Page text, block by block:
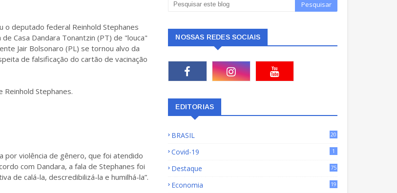
o deputado federal Reinhold Stephanes
Casa Dandara Tonantzin (PT) de "louca"
Jair Bolsonaro (PL) se tornou alvo da
de falsificação do cartão de vacinação
Stephanes.
por violência de gênero, que foi atendido
com Dandara, a fala de Stephanes foi
de calá-la, descredibilizá-la e humilhá-la”.
NOSSAS REDES SOCIAIS
EDITORIAS
BRASIL
20
Covid-19 1
Destaque
75
Economia
19